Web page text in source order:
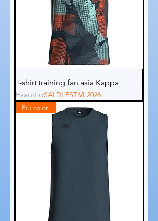
T-shirt training fantasia Kappa
EsauritoSALDI ESTIVI 2026
Più colori